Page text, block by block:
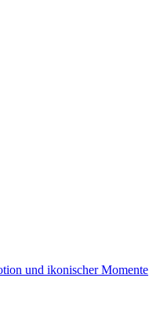
und ikonischer Momente